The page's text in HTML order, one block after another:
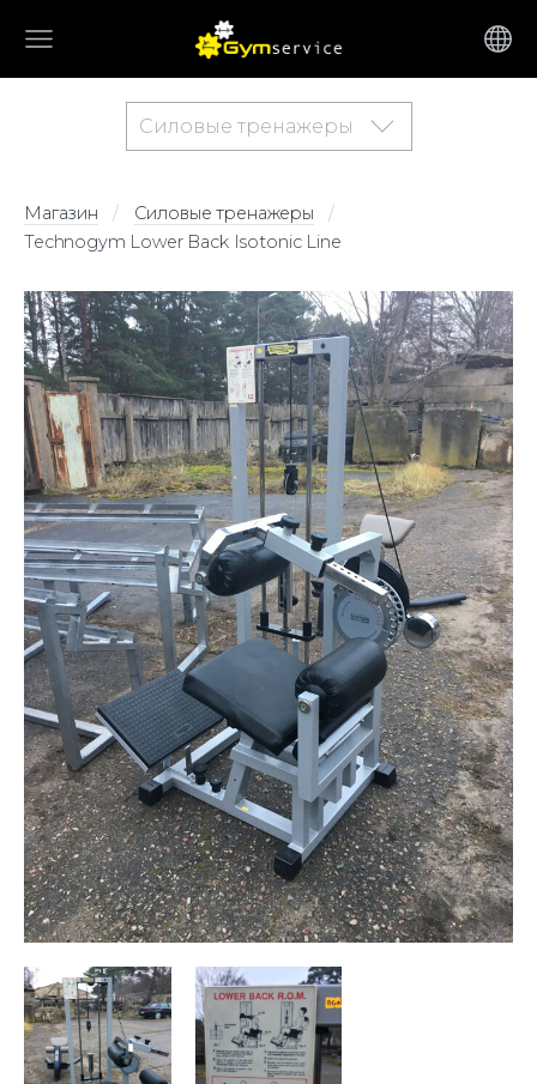
Силовые тренажеры
Магазин
Силовые тренажеры
Technogym Lower Back Isotonic Line